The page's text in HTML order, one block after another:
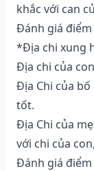
khắc với can
Đánh giá
*Địa chi xung
Địa chi của
Địa Chi của
tốt.
Địa Chi của
với chi của
Đánh giá